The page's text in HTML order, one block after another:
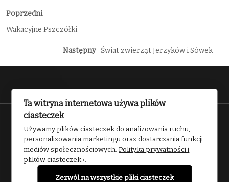
Poprzedni
Wakacyjne Pszczółki
Następny Świat zwierząt Jerzyków i Sówek
Przedszkole nr 2 w Kwidzynie 2025
Ta witryna internetowa używa plików
ciasteczek
Używamy plików ciasteczek do analizowania ruchu,
personalizowania marketingu oraz dostarczania funkcji
mediów społecznościowych.Polityka prywatności i
plików ciasteczek ›.
Zezwól na wszystkie pliki ciasteczek